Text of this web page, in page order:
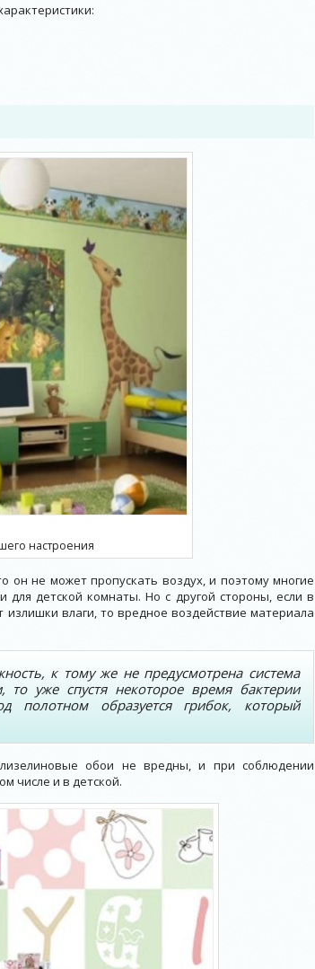
настроения
он не может пропускать воздух, и поэтому многие
детской комнаты. Но с другой стороны, если в
влаги, то вредное воздействие материала
к тому же не предусмотрена система
то уже спустя некоторое время бактерии
полотном образуется грибок, который
обои не вредны, и при соблюдении
числе и в детской.